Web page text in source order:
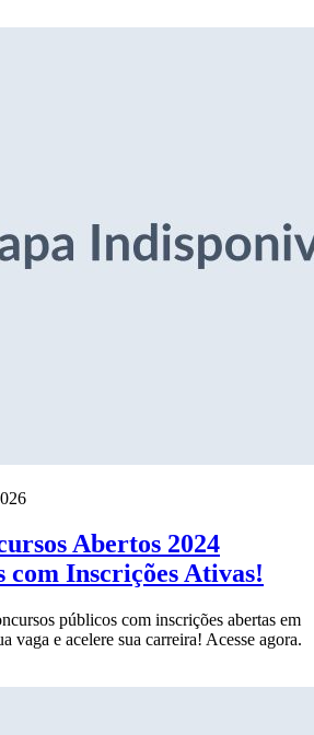
Abertos 2024
com Inscrições Ativas!
públicos com inscrições abertas em
vaga e acelere sua carreira! Acesse agora.